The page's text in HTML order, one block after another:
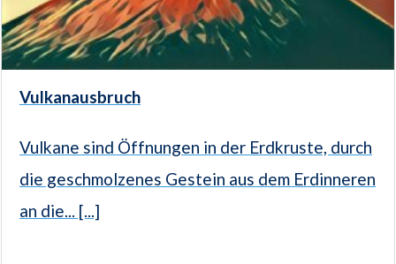
Vulkanausbruch
Vulkane sind Öffnungen in der Erdkruste, durch
die geschmolzenes Gestein aus dem Erdinneren
an die... [...]